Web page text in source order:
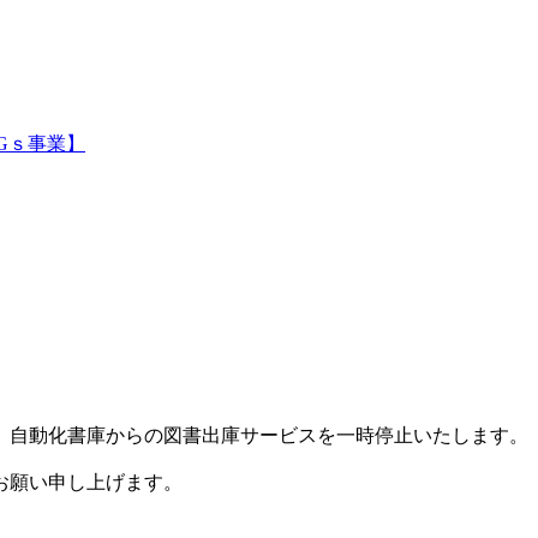
事業】
動化書庫からの図書出庫サービスを一時停止いたします。
い申し上げます。